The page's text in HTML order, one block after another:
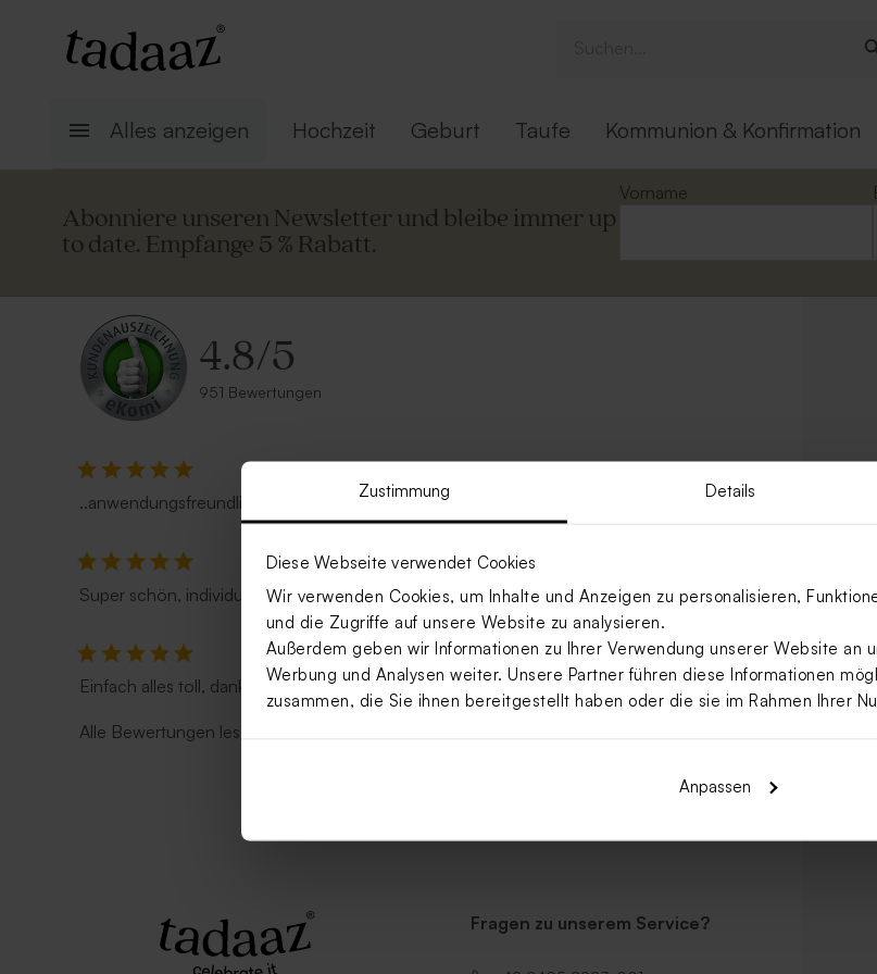
Zustimmung Details
Diese Webseite verwendet Cookies
Wir verwenden Cookies, um Inhalte und Anzeigen zu personalisieren,
und die Zugriffe auf unsere Website zu analysieren.
Außerdem geben wir Informationen zu Ihrer Verwendung unserer Website an
Werbung und Analysen weiter. Unsere Partner führen diese Informationen
zusammen, die Sie ihnen bereitgestellt haben oder die sie im Rahmen Ihrer
Anpassen
Alles anzeigen Hochzeit Geburt Taufe Kommunion & Konfirmation
Abonniere unseren Newsletter und bleibe immer up
to date. Empfange 5 % Rabatt.
Vorname
4.8/5
951 Bewertungen
..anwendungsfreundlich. leicht verständlich. vielfach nutzbar. schnelle lieferung. sehr gute
Super schön, individuell und schnell
Einfach alles toll, danke
Alle Bewertungen lesen
Fragen zu unserem Service?